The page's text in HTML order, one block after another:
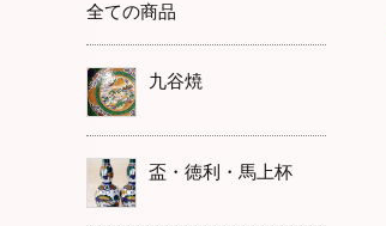
全ての商品
九谷焼
盃・徳利・馬上杯